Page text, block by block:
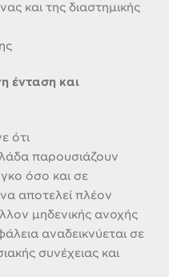
και της διαστημικής
ένταση και
ότι
παρουσιάζουν
όσο και σε
αποτελεί πλέον
μηδενικής ανοχής
αναδεικνύεται σε
συνέχειας και